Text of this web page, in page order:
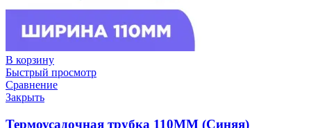
В корзину
Быстрый просмотр
Сравнение
Закрыть
Термоусадочная трубка 110ММ (Синяя)